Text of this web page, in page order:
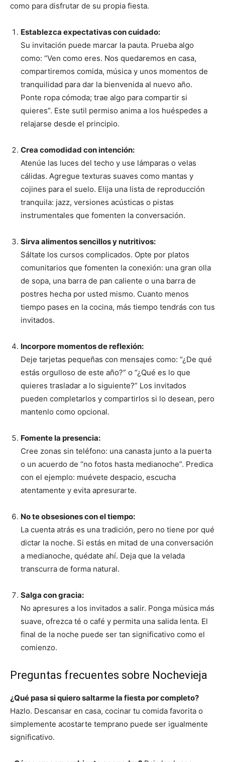
como para disfrutar de su propia fiesta.
Establezca expectativas con cuidado:
Su invitación puede marcar la pauta. Prueba algo
como: “Ven como eres. Nos quedaremos en casa,
compartiremos comida, música y unos momentos de
tranquilidad para dar la bienvenida al nuevo año.
Ponte ropa cómoda; trae algo para compartir si
quieres”. Este sutil permiso anima a los huéspedes a
relajarse desde el principio.
Crea comodidad con intención:
Atenúe las luces del techo y use lámparas o velas
cálidas. Agregue texturas suaves como mantas y
cojines para el suelo. Elija una lista de reproducción
tranquila: jazz, versiones acústicas o pistas
instrumentales que fomenten la conversación.
Sirva alimentos sencillos y nutritivos:
Sáltate los cursos complicados. Opte por platos
comunitarios que fomenten la conexión: una gran olla
de sopa, una barra de pan caliente o una barra de
postres hecha por usted mismo. Cuanto menos
tiempo pases en la cocina, más tiempo tendrás con tus
invitados.
Incorpore momentos de reflexión:
Deje tarjetas pequeñas con mensajes como: “¿De qué
estás orgulloso de este año?” o “¿Qué es lo que
quieres trasladar a lo siguiente?” Los invitados
pueden completarlos y compartirlos si lo desean, pero
mantenlo como opcional.
Fomente la presencia:
Cree zonas sin teléfono: una canasta junto a la puerta
o un acuerdo de “no fotos hasta medianoche”. Predica
con el ejemplo: muévete despacio, escucha
atentamente y evita apresurarte.
No te obsesiones con el tiempo:
La cuenta atrás es una tradición, pero no tiene por qué
dictar la noche. Si estás en mitad de una conversación
a medianoche, quédate ahí. Deja que la velada
transcurra de forma natural.
Salga con gracia:
No apresures a los invitados a salir. Ponga música más
suave, ofrezca té o café y permita una salida lenta. El
final de la noche puede ser tan significativo como el
comienzo.
Preguntas frecuentes sobre Nochevieja
¿Qué pasa si quiero saltarme la fiesta por completo?
Hazlo. Descansar en casa, cocinar tu comida favorita o
simplemente acostarte temprano puede ser igualmente
significativo.